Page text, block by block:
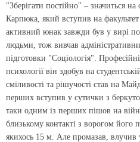
"Зберігати постійно" – значиться на
Карпюка, який вступив на факультет
активний юнак завжди був у вирі
людьми, тож вивчав
підготовки "Соціологія". Професійні
психології він здобув на
сміливості та рішучості став на
перших вступив у сутички з
таки одним із перших пішов на
близькому контакті з ворогом його
якихось 15 м. Але промазав, влучив